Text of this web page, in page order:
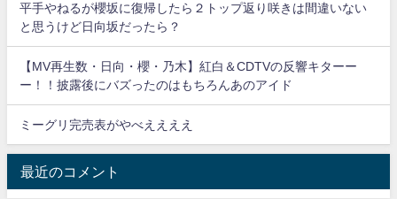
平手やねるが櫻坂に復帰したら２トップ返り咲きは間違いない
と思うけど日向坂だったら？
【MV再生数・日向・櫻・乃木】紅白＆CDTVの反響キターー
ー！！披露後にバズったのはもちろんあのアイド
ミーグリ完売表がやべええええ
最近のコメント